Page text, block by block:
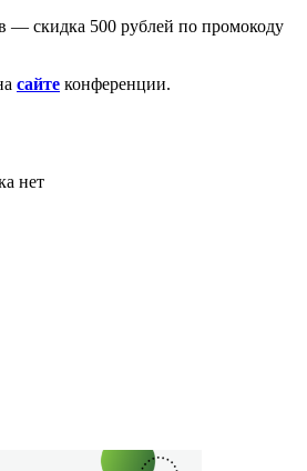
— скидка 500 рублей по промокоду
сайте конференции.
нет